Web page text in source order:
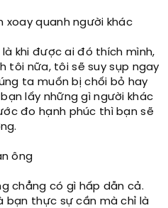
xoay quanh người khác
khi được ai đó thích mình,
tôi nữa, tôi sẽ suy sụp ngay
ta muốn bị chối bỏ hay
lấy những gì người khác
đo hạnh phúc thì bạn sẽ
ông
chẳng có gì hấp dẫn cả.
bạn thực sự cần mà chỉ là